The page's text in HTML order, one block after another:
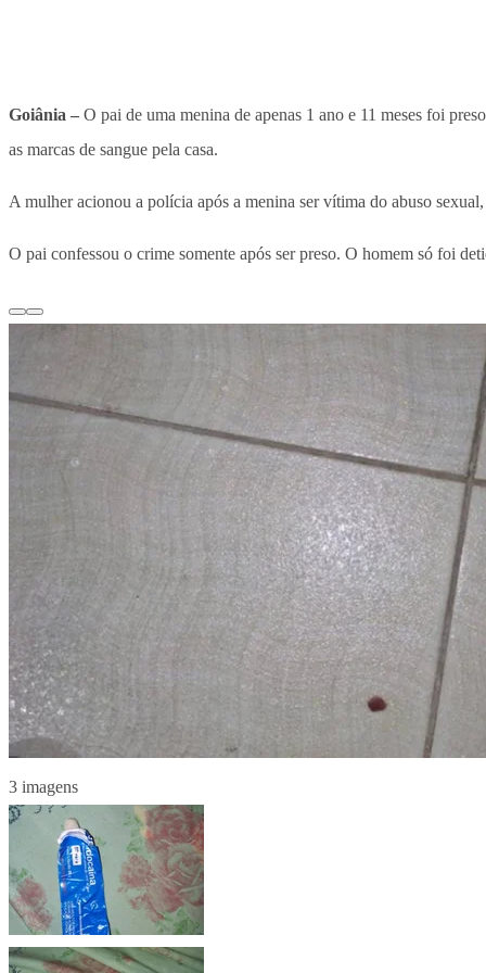
Goiânia – O pai de uma menina de apenas 1 ano e 11 meses foi
as marcas de sangue pela casa.
A mulher acionou a polícia após a menina ser vítima do abuso
O pai confessou o crime somente após ser preso. O homem só foi
3 imagens